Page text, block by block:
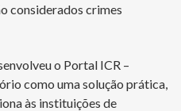
considerados crimes
o Portal ICR –
como uma solução prática,
às instituições de